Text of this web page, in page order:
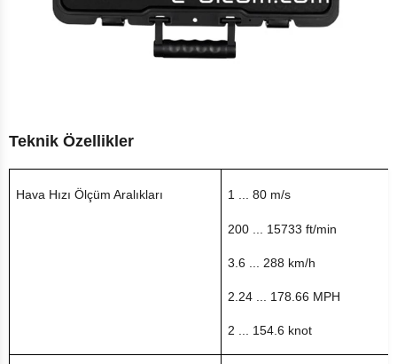
Teknik Özellikler
Hava Hızı Ölçüm Aralıkları 1 ... 80 m/s
200 ... 15733 ft/min
3.6 ... 288 km/h
2.24 ... 178.66 MPH
2 ... 154.6 knot